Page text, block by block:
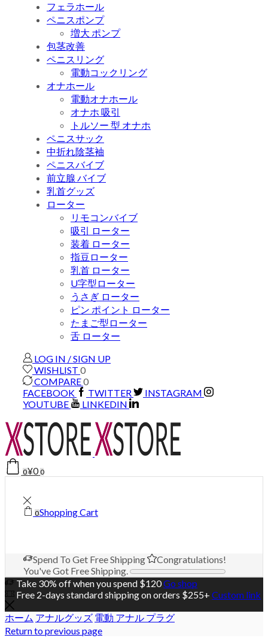
フェラホール
ペニスポンプ
増大 ポンプ
包茎改善
ペニスリング
電動コックリング
オナホール
電動オナホール
オナホ 吸引
トルソー 型 オナホ
ペニスサック
中折れ陰茎袖
ペニスバイブ
前立腺 バイブ
乳首グッズ
ローター
リモコンバイブ
吸引 ローター
装着 ローター
指豆ローター
乳首 ローター
U字型ローター
うさぎ ローター
ピン ポイント ローター
たまご型ローター
舌 ローター
LOG IN / SIGN UP
WISHLIST 0
COMPARE0
FACEBOOK
TWITTER
INSTAGRAM
YOUTUBE
LINKEDIN
0¥0 0
0Shopping Cart
Spend To Get Free Shipping
Congratulations!
You've Got Free Shipping.
Take 30% off when you spend $120Go shop
Free 2-days standard shipping on orders $255+ Custom link
ホーム アナルグッズ 電動 アナル プラグ
Return to previous page